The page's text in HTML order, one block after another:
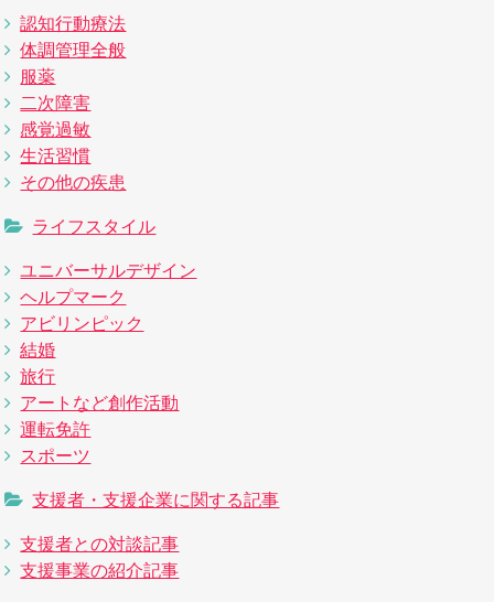
認知行動療法
体調管理全般
服薬
二次障害
感覚過敏
生活習慣
その他の疾患
ライフスタイル
ユニバーサルデザイン
ヘルプマーク
アビリンピック
結婚
旅行
アートなど創作活動
運転免許
スポーツ
支援者・支援企業に関する記事
支援者との対談記事
支援事業の紹介記事